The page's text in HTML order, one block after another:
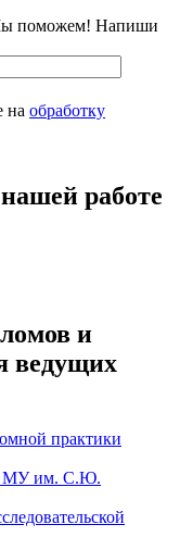
поможем! Напиши
на обработку
работе
и
ведущих
практики
МУ им. С.Ю.